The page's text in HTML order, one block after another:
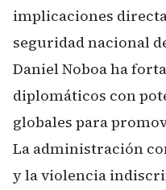
implicaciones
seguridad nacional
Daniel Noboa ha
diplomáticos con
globales para
La administración
y la violencia